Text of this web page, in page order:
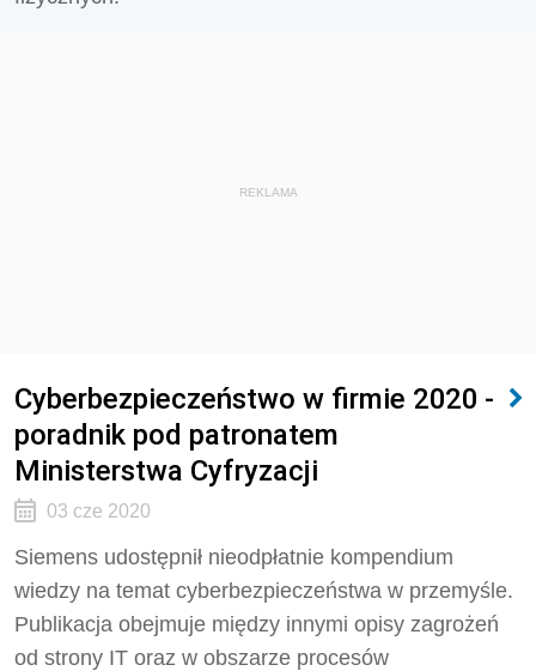
REKLAMA
Cyberbezpieczeństwo w firmie 2020 -
poradnik pod patronatem
Ministerstwa Cyfryzacji
03 cze 2020
Siemens udostępnił nieodpłatnie kompendium
wiedzy na temat cyberbezpieczeństwa w przemyśle.
Publikacja obejmuje między innymi opisy zagrożeń
od strony IT oraz w obszarze procesów